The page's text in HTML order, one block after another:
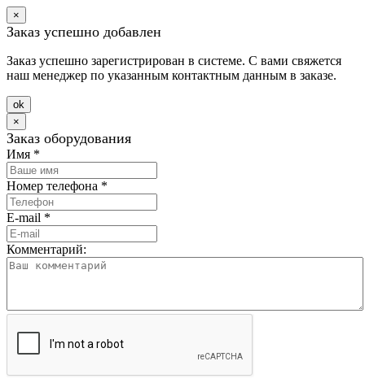
×
Заказ успешно добавлен
Заказ успешно зарегистрирован в системе. С вами свяжется
наш менеджер по указанным контактным данным в заказе.
оk
×
Заказ оборудования
Имя *
Номер телефона *
E-mail *
Комментарий: